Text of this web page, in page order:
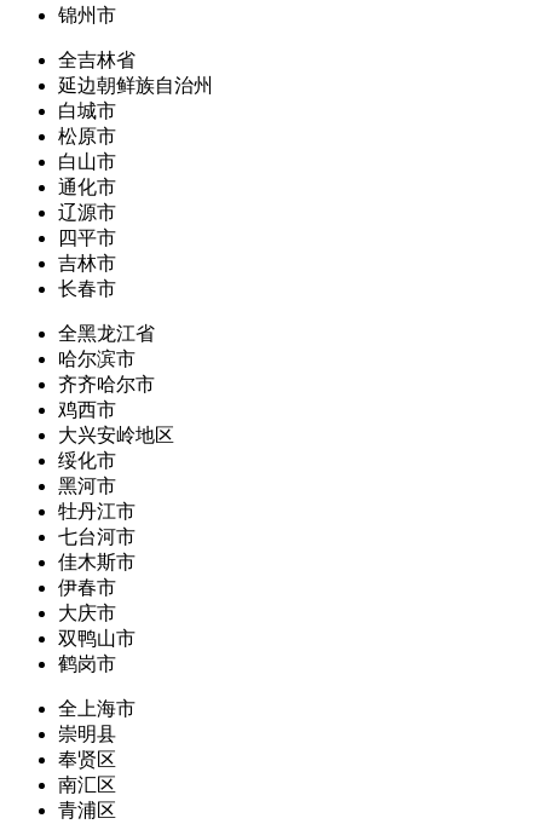
锦州市
全吉林省
延边朝鲜族自治州
白城市
松原市
白山市
通化市
辽源市
四平市
吉林市
长春市
全黑龙江省
哈尔滨市
齐齐哈尔市
鸡西市
大兴安岭地区
绥化市
黑河市
牡丹江市
七台河市
佳木斯市
伊春市
大庆市
双鸭山市
鹤岗市
全上海市
崇明县
奉贤区
南汇区
青浦区